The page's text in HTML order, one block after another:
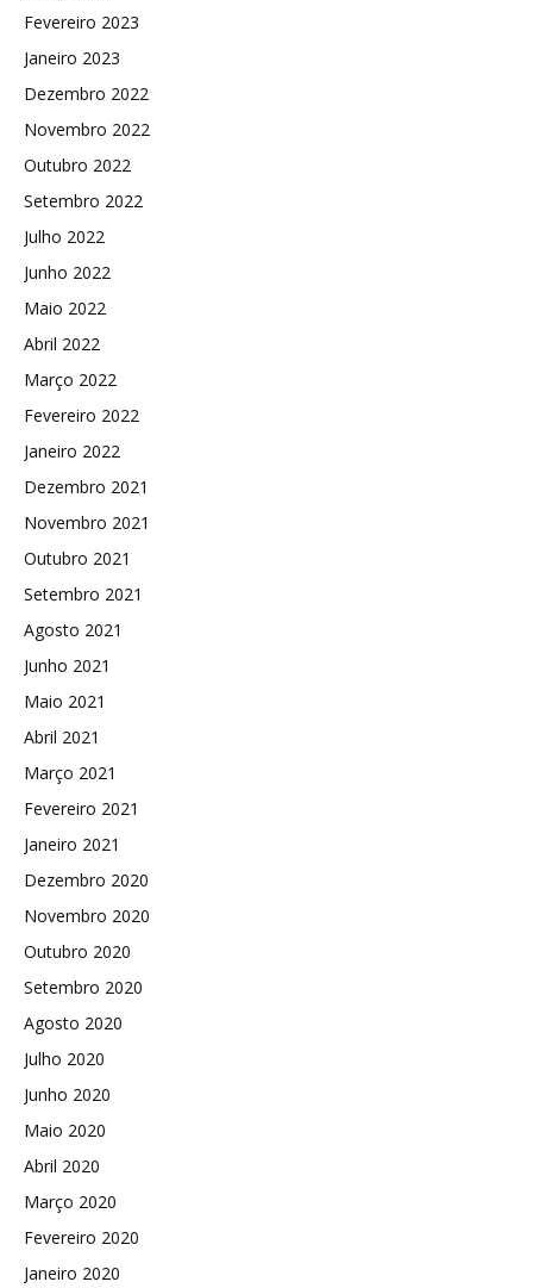
Fevereiro 2023
Janeiro 2023
Dezembro 2022
Novembro 2022
Outubro 2022
Setembro 2022
Julho 2022
Junho 2022
Maio 2022
Abril 2022
Março 2022
Fevereiro 2022
Janeiro 2022
Dezembro 2021
Novembro 2021
Outubro 2021
Setembro 2021
Agosto 2021
Junho 2021
Maio 2021
Abril 2021
Março 2021
Fevereiro 2021
Janeiro 2021
Dezembro 2020
Novembro 2020
Outubro 2020
Setembro 2020
Agosto 2020
Julho 2020
Junho 2020
Maio 2020
Abril 2020
Março 2020
Fevereiro 2020
Janeiro 2020